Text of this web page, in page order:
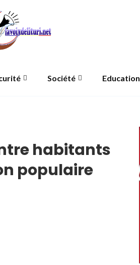
Société Education
habitants
populaire